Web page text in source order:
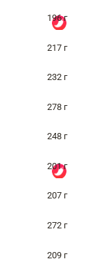
196 г
217 г
232 г
278 г
248 г
201 г
207 г
272 г
209 г